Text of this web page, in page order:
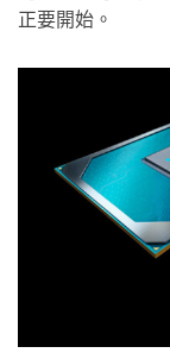
正要開始。